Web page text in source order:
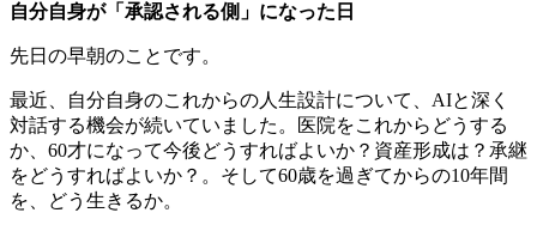
自分自身が「承認される側」になった日
先日の早朝のことです。
最近、自分自身のこれからの人生設計について、AIと深く
対話する機会が続いていました。医院をこれからどうする
か、60才になって今後どうすればよいか？資産形成は？承継
をどうすればよいか？。そして60歳を過ぎてからの10年間
を、どう生きるか。